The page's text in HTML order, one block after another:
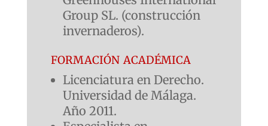
Group SL. (construcción
invernaderos).
formación académica
Licenciatura en Derecho.
Universidad de Málaga.
Año 2011.